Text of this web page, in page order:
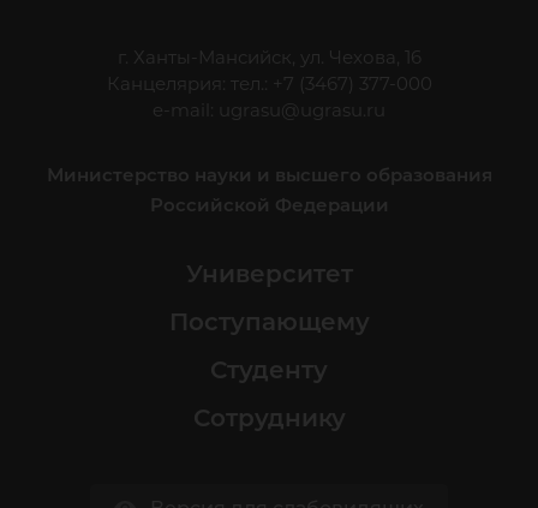
г. Ханты-Мансийск, ул. Чехова, 16
Канцелярия: тел.: +7 (3467) 377-000
e-mail:
ugrasu@ugrasu.ru
Министерство науки и высшего образования
Российской Федерации
Университет
Поступающему
Студенту
Сотруднику